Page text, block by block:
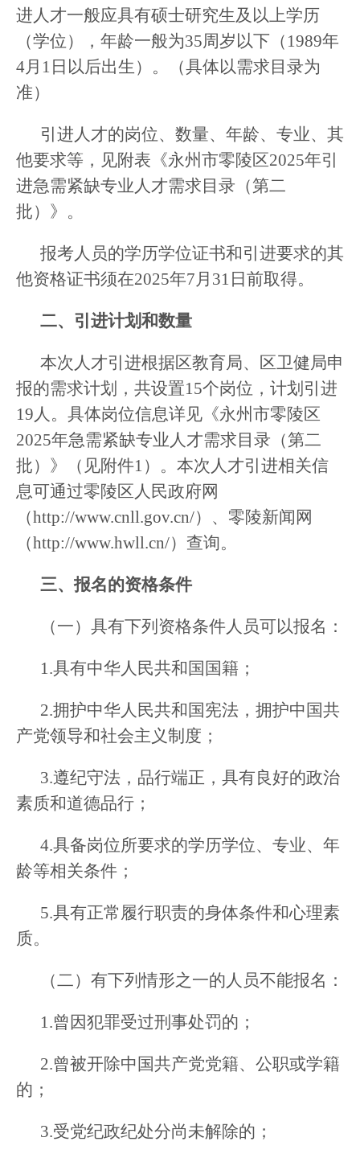
进人才一般应具有硕士研究生及以上学历
（学位），年龄一般为35周岁以下（1989年
4月1日以后出生）。（具体以需求目录为
准）
引进人才的岗位、数量、年龄、专业、其
他要求等，见附表《永州市零陵区2025年引
进急需紧缺专业人才需求目录（第二
批）》。
报考人员的学历学位证书和引进要求的其
他资格证书须在2025年7月31日前取得。
二、引进计划和数量
本次人才引进根据区教育局、区卫健局申
报的需求计划，共设置15个岗位，计划引进
19人。具体岗位信息详见《永州市零陵区
2025年急需紧缺专业人才需求目录（第二
批）》（见附件1）。本次人才引进相关信
息可通过零陵区人民政府网
（http://www.cnll.gov.cn/）、零陵新闻网
（http://www.hwll.cn/）查询。
三、报名的资格条件
（一）具有下列资格条件人员可以报名：
1.具有中华人民共和国国籍；
2.拥护中华人民共和国宪法，拥护中国共
产党领导和社会主义制度；
3.遵纪守法，品行端正，具有良好的政治
素质和道德品行；
4.具备岗位所要求的学历学位、专业、年
龄等相关条件；
5.具有正常履行职责的身体条件和心理素
质。
（二）有下列情形之一的人员不能报名：
1.曾因犯罪受过刑事处罚的；
2.曾被开除中国共产党党籍、公职或学籍
的；
3.受党纪政纪处分尚未解除的；